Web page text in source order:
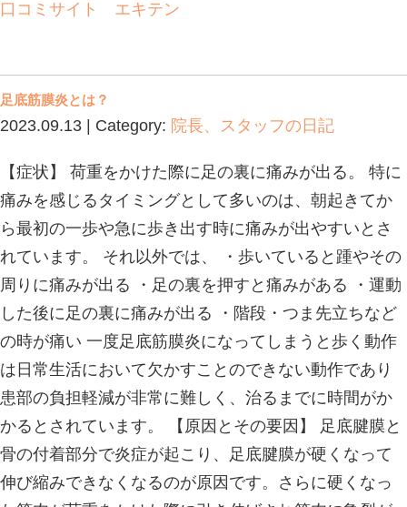
①柔らかすぎるマットレスの場合 体
らくなることで血行が悪くなり筋肉
レスの場合 反発力が強すぎると身体
増えてしまいます。そうすることに
の血行が悪くなり筋肉が硬くなって
えを起こしやすくなります。 ・日常
の不良姿勢が寝違いを起こしてしま
とされています。 (例)猫背、巻き肩
ートネック 日常的に姿勢が悪いと、
方をされてしまい、疲労が蓄積され